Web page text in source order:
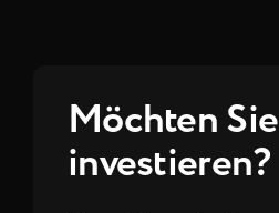
Möchten Sie
investieren?